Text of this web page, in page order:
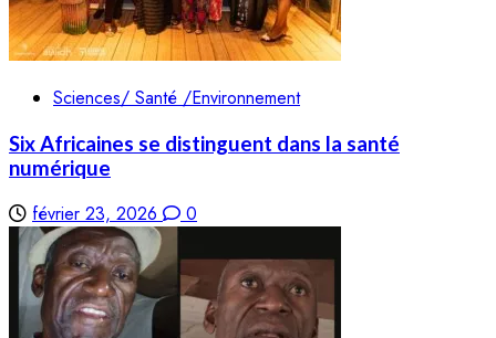
Sciences/ Santé /Environnement
Six Africaines se distinguent dans la santé
numérique
février 23, 2026 0